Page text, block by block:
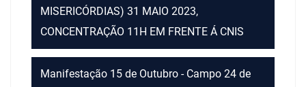
MISERICÓRDIAS) 31 MAIO 2023,
CONCENTRAÇÃO 11H EM FRENTE Á CNIS
Manifestação 15 de Outubro - Campo 24 de